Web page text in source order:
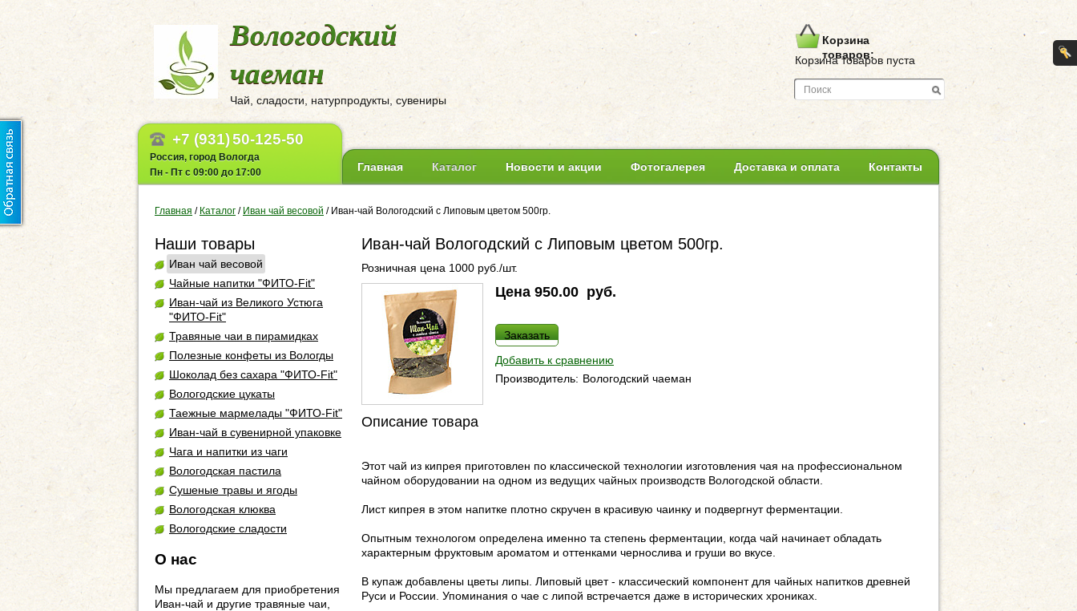
Вологодский
чаеман
Чай, сладости, натурпродукты, сувениры
Корзина
товаров:
Корзина товаров пуста
+7 (931)50-125-50
Россия, город Вологда
Пн - Пт с 09:00 до 17:00
Главная Каталог Новости и акции Фотогалерея Доставка и оплата Контакты
Главная / Каталог / Иван чай весовой / Иван-чай Вологодский с Липовым цветом 500гр.
Наши товары
Иван чай весовой
Чайные напитки "ФИТО-Fit"
Иван-чай из Великого Устюга
"ФИТО-Fit"
Травяные чаи в пирамидках
Полезные конфеты из Вологды
Шоколад без сахара "ФИТО-Fit"
Вологодские цукаты
Таежные мармелады "ФИТО-Fit"
Иван-чай в сувенирной упаковке
Чага и напитки из чаги
Вологодская пастила
Сушеные травы и ягоды
Вологодская клюква
Вологодские сладости
О нас
Мы предлагаем для приобретения
Иван-чай и другие травяные чаи,
Иван-чай Вологодский с Липовым цветом 500гр.
Розничная цена 1000 руб./шт.
Цена 950.00 руб.
Заказать
Добавить к сравнению
Производитель: Вологодский чаеман
Описание товара
Этот чай из кипрея приготовлен по классической технологии изготовления чая на профессиональном
чайном оборудовании на одном из ведущих чайных производств Вологодской области.
Лист кипрея в этом напитке плотно скручен в красивую чаинку и подвергнут ферментации.
Опытным технологом определена именно та степень ферментации, когда чай начинает обладать
характерным фруктовым ароматом и оттенками чернослива и груши во вкусе.
В купаж добавлены цветы липы. Липовый цвет - классический компонент для чайных напитков древней
Руси и России. Упоминания о чае с липой встречается даже в исторических хрониках.